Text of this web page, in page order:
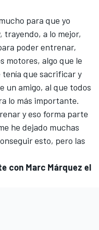
para que yo
trayendo, a lo mejor,
poder entrenar,
motores, algo que le
tenía que sacrificar y
un amigo, al que todos
lo más importante.
y eso forma parte
he dejado muchas
esto, pero las
con Marc Márquez el